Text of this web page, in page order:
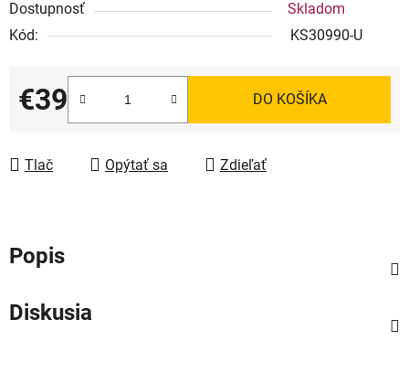
Dostupnosť
Skladom
Kód:
KS30990-U
€39
Jednotková cena:
DO KOŠÍKA
Tlač Opýtať sa Zdieľať
Popis
Diskusia